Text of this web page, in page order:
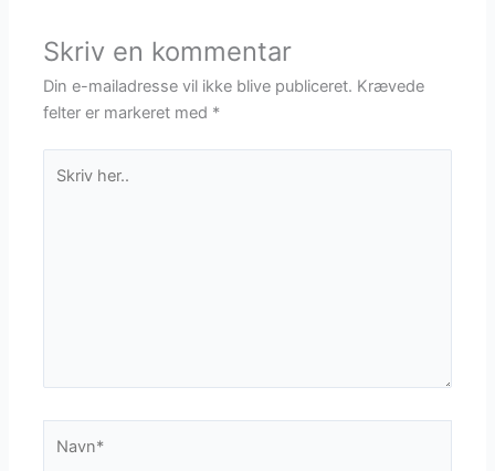
Skriv en kommentar
Din e-mailadresse vil ikke blive publiceret. Krævede
felter er markeret med *